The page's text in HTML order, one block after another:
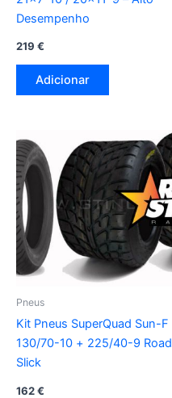
Desempenho
219 €
Adicionar
Pneus
Kit Pneus SuperQuad Sun-F
130/70-10 + 225/40-9 Road
Slick
162€